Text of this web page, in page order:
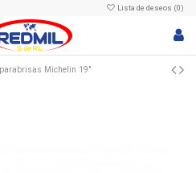
Lista de deseos (0)
Michelin 19"